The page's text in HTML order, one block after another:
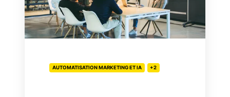
redéfinissent
le
marketing
AUTOMATISATION MARKETING ET IA +2